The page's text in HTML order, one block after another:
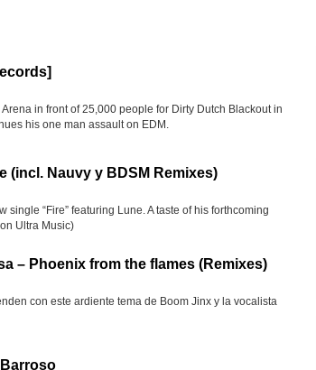
Arena in front of 25,000 people for Dirty Dutch Blackout in
his one man assault on EDM.
(incl. Nauvy y BDSM Remixes)
“Fire” featuring Lune. A taste of his forthcoming
Ultra Music)
– Phoenix from the flames (Remixes)
con este ardiente tema de Boom Jinx y la vocalista